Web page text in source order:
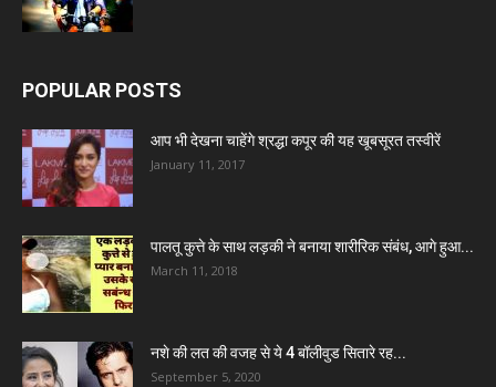
POPULAR POSTS
आप भी देखना चाहेंगे श्रद्धा कपूर की यह खूबसूरत तस्वीरें
January 11, 2017
पालतू कुत्ते के साथ लड़की ने बनाया शारीरिक संबंध, आगे हुआ...
March 11, 2018
नशे की लत की वजह से ये 4 बॉलीवुड सितारे रह...
September 5, 2020